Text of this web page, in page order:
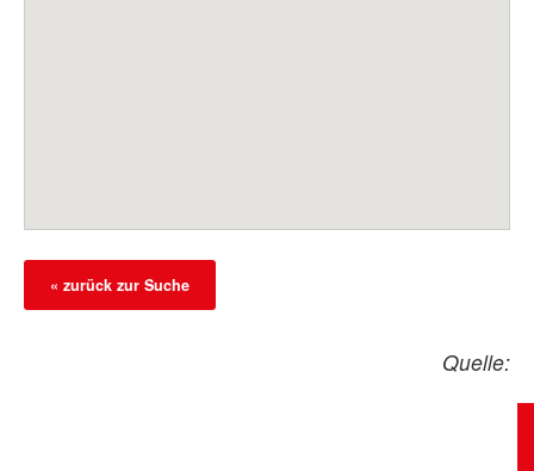
« zurück zur Suche
Quelle: